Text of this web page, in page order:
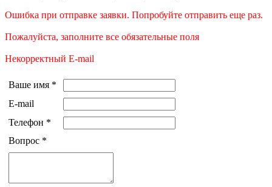
Ошибка при отправке заявки. Попробуйте отправить еще раз.
Пожалуйста, заполните все обязательные поля
Некорректный E-mail
Ваше имя *
E-mail
Телефон *
Вопрос *